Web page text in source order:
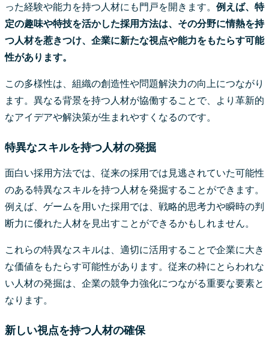
った経験や能力を持つ人材にも門戸を開きます。 例えば、特
定の趣味や特技を活かした採用方法は、その分野に情熱を持
つ人材を惹きつけ、企業に新たな視点や能力をもたらす可能
性があります。
この多様性は、組織の創造性や問題解決力の向上につながり
ます。異なる背景を持つ人材が協働することで、より革新的
なアイデアや解決策が生まれやすくなるのです。
特異なスキルを持つ人材の発掘
面白い採用方法では、従来の採用では見逃されていた可能性
のある特異なスキルを持つ人材を発掘することができます。
例えば、ゲームを用いた採用では、戦略的思考力や瞬時の判
断力に優れた人材を見出すことができるかもしれません。
これらの特異なスキルは、適切に活用することで企業に大き
な価値をもたらす可能性があります。従来の枠にとらわれな
い人材の発掘は、企業の競争力強化につながる重要な要素と
なります。
新しい視点を持つ人材の確保